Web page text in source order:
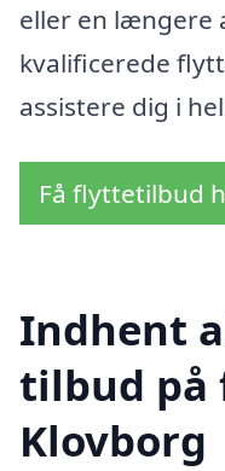
eller en længere
kvalificerede
assistere dig i
Få flyttetilbud
Indhent
tilbud
Klovborg